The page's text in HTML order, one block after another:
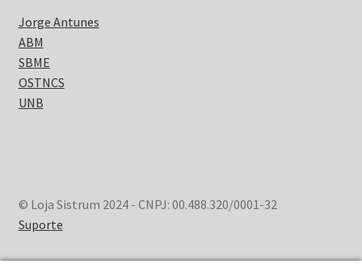
Jorge Antunes
ABM
SBME
OSTNCS
UNB
© Loja Sistrum 2024 - CNPJ: 00.488.320/0001-32
Suporte